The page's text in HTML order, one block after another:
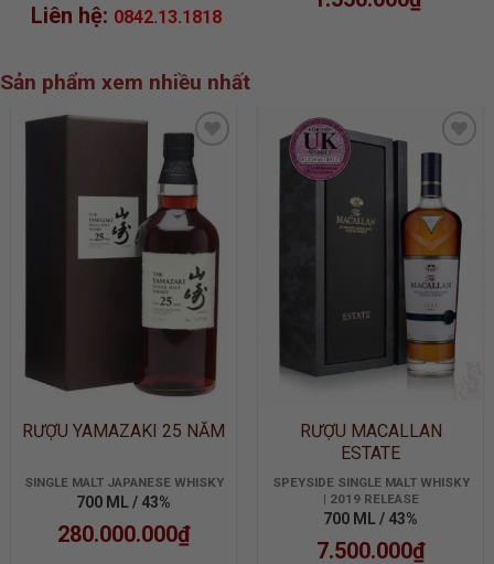
Liên hệ: 0842.13.1818
Sản phẩm xem nhiều nhất
ADD TO
WISHLIST
RƯỢU YAMAZAKI 25 NĂM
SINGLE MALT JAPANESE WHISKY
700 ML / 43%
280.000.000₫
ADD TO
WISHLIST
RƯỢU MACALLAN
ESTATE
SPEYSIDE SINGLE MALT WHISKY
| 2019 RELEASE
700 ML / 43%
7.500.000₫